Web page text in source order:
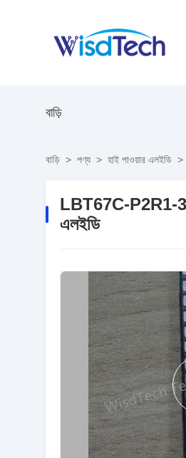
বাড়ি
বাড়ি > পণ্য > হাই পাওয়ার এলইডি >
LBT67C-P2R1-
এলইডি